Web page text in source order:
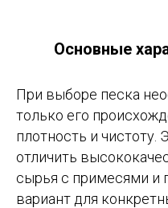
Основные
При выборе песка
только его
плотность и
отличить
сырья с примесями и
вариант для